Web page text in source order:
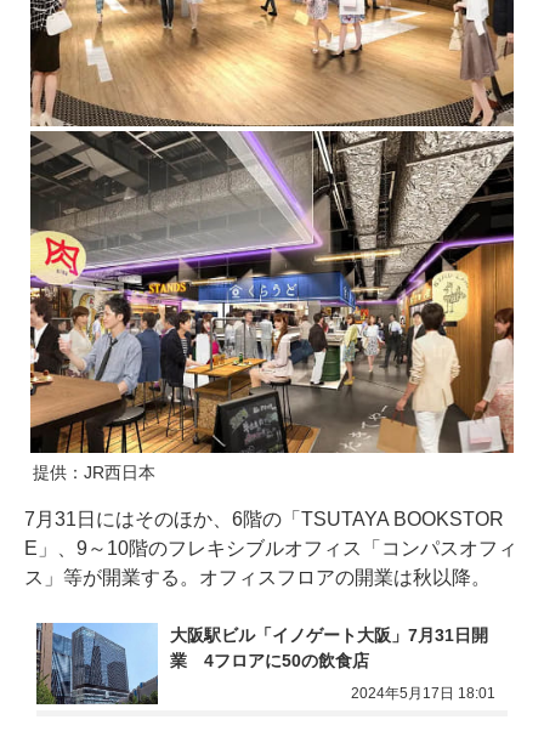
提供：JR西日本
7月31日にはそのほか、6階の「TSUTAYA BOOKSTOR
E」、9～10階のフレキシブルオフィス「コンパスオフィ
ス」等が開業する。オフィスフロアの開業は秋以降。
大阪駅ビル「イノゲート大阪」7月31日開
業　4フロアに50の飲食店
2024年5月17日 18:01